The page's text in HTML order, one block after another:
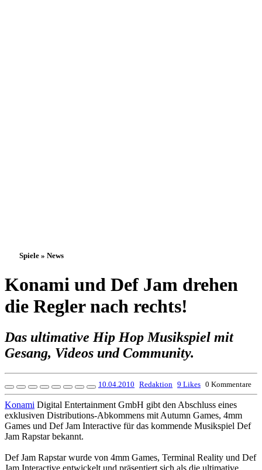
Spiele » News
Konami und Def Jam drehen
die Regler nach rechts!
Das ultimative Hip Hop Musikspiel mit
Gesang, Videos und Community.
10.04.2010 Redaktion 9 Likes 0 Kommentare
Konami Digital Entertainment GmbH gibt den Abschluss eines
exklusiven Distributions-Abkommens mit Autumn Games, 4mm
Games und Def Jam Interactive für das kommende Musikspiel Def
Jam Rapstar bekannt.
Def Jam Rapstar wurde von 4mm Games, Terminal Reality und Def
Jam Interactive entwickelt und präsentiert sich als die ultimative